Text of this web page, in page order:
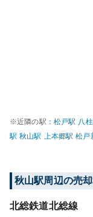
※近隣の駅： 松戸駅 八柱
駅 秋山駅 上本郷駅 松戸
秋山駅周辺の売
北総鉄道北総線